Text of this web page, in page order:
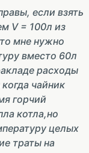
если взять
V = 100л из
мне нужно
вместо 60л
расходы
чайник
горчий
котла,но
целых
траты на